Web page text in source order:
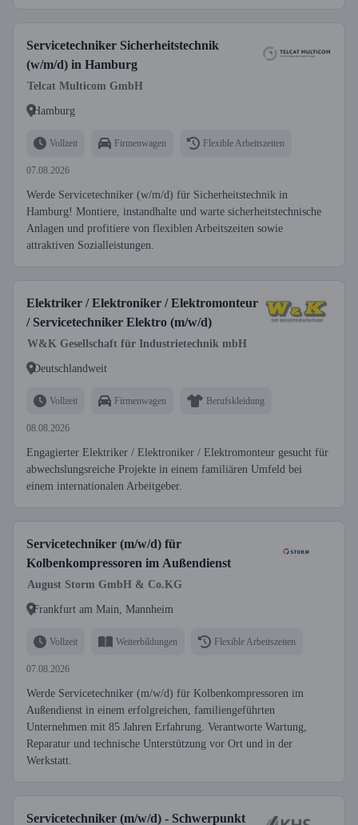
Servicetechniker Sicherheitstechnik
(w/m/d) in Hamburg
Telcat Multicom GmbH
Hamburg
Vollzeit Firmenwagen Flexible Arbeitszeiten
07.08.2026
Werde Servicetechniker (w/m/d) für Sicherheitstechnik in
Hamburg! Montiere, instandhalte und warte sicherheitstechnische
Anlagen und profitiere von flexiblen Arbeitszeiten sowie
attraktiven Sozialleistungen.
Elektriker / Elektroniker / Elektromonteur
/ Servicetechniker Elektro (m/w/d)
W&K Gesellschaft für Industrietechnik mbH
Deutschlandweit
Vollzeit Firmenwagen Berufskleidung
08.08.2026
Engagierter Elektriker / Elektroniker / Elektromonteur gesucht für
abwechslungsreiche Projekte in einem familiären Umfeld bei
einem internationalen Arbeitgeber.
Servicetechniker (m/w/d) für
Kolbenkompressoren im Außendienst
August Storm GmbH & Co.KG
Frankfurt am Main, Mannheim
Vollzeit Weiterbildungen Flexible Arbeitszeiten
07.08.2026
Werde Servicetechniker (m/w/d) für Kolbenkompressoren im
Außendienst in einem erfolgreichen, familiengeführten
Unternehmen mit 85 Jahren Erfahrung. Verantworte Wartung,
Reparatur und technische Unterstützung vor Ort und in der
Werkstatt.
Servicetechniker (m/w/d) - Schwerpunkt